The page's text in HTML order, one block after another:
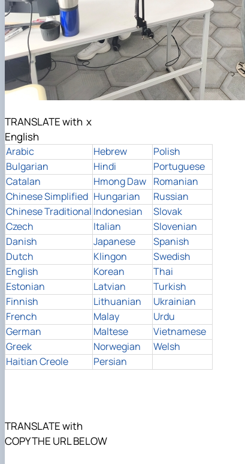
TRANSLATE with x
English
Arabic Hebrew
Polish
Bulgarian
Hindi
Portuguese
Catalan
Hmong Daw Romanian
Chinese Simplified Hungarian
Russian
Chinese Traditional Indonesian
Slovak
Czech
Italian
Slovenian
Danish
Japanese
Spanish
Dutch
Klingon
Swedish
English
Korean
Thai
Estonian
Latvian
Turkish
Finnish
Lithuanian
Ukrainian
French
Malay
Urdu
German
Maltese
Vietnamese
Greek
Norwegian
Welsh
Haitian Creole
Persian
TRANSLATE with
COPY THE URL BELOW